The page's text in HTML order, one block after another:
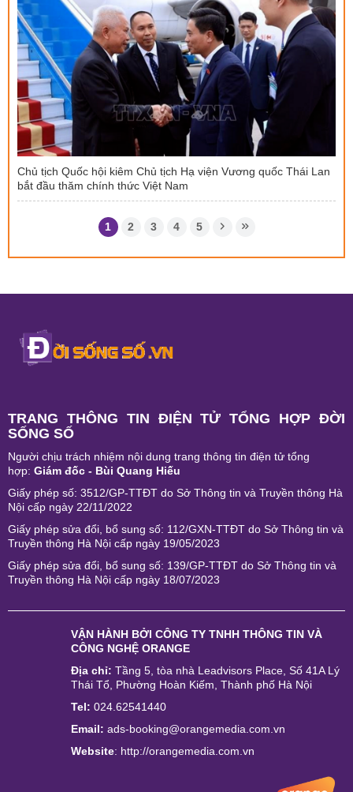
Chủ tịch Quốc hội kiêm Chủ tịch Hạ viện Vương quốc Thái Lan
bắt đầu thăm chính thức Việt Nam
1 2 3 4 5
TRANG THÔNG TIN ĐIỆN TỬ TỔNG HỢP ĐỜI
SỐNG SỐ
Người chịu trách nhiệm nội dung trang thông tin điện tử tổng
hợp: Giám đốc - Bùi Quang Hiếu
Giấy phép số: 3512/GP-TTĐT do Sở Thông tin và Truyền thông Hà
Nội cấp ngày 22/11/2022
Giấy phép sửa đổi, bổ sung số: 112/GXN-TTĐT do Sở Thông tin và
Truyền thông Hà Nội cấp ngày 19/05/2023
Giấy phép sửa đổi, bổ sung số: 139/GP-TTĐT do Sở Thông tin và
Truyền thông Hà Nội cấp ngày 18/07/2023
VẬN HÀNH BỞI CÔNG TY TNHH THÔNG TIN VÀ
CÔNG NGHỆ ORANGE
Địa chỉ: Tầng 5, tòa nhà Leadvisors Place, Số 41A Lý
Thái Tổ, Phường Hoàn Kiếm, Thành phố Hà Nội
Tel: 024.62541440
Email: ads-booking@orangemedia.com.vn
Website: http://orangemedia.com.vn